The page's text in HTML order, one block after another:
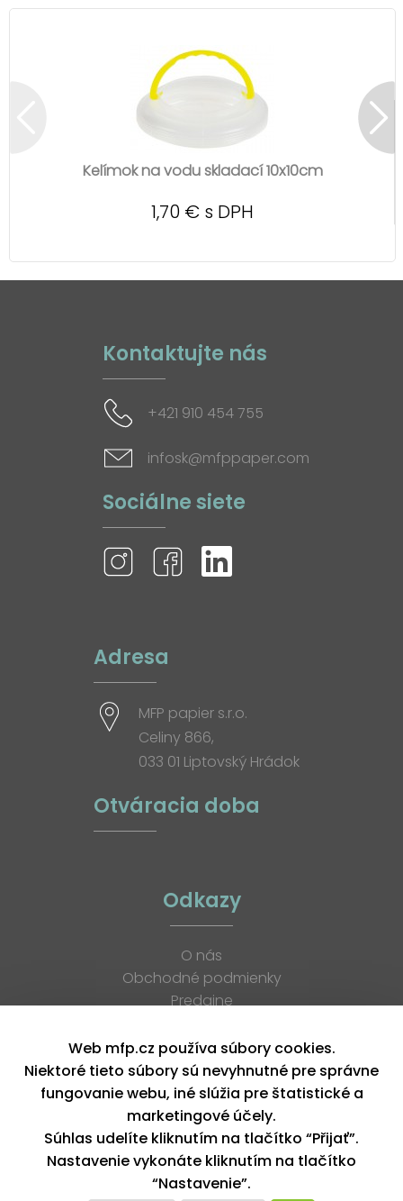
Kelímok na vodu skladací 10x10cm
1,70 € s DPH
Kontaktujte nás
+421 910 454 755
infosk@mfppaper.com
Sociálne siete
Adresa
MFP papier s.r.o.
Celiny 866,
033 01 Liptovský Hrádok
Otváracia doba
Odkazy
O nás
Obchodné podmienky
Predajne
K stiahnutiu
Blog
Kontakt
Kariéra
XML feed
Copyright © 2026, MFP paper s. r. o. | Všetky práva vyhradené
Web mfp.cz používa súbory cookies.
Niektoré tieto súbory sú nevyhnutné pre správne
fungovanie webu, iné slúžia pre štatistické a
marketingové účely.
Súhlas udelíte kliknutím na tlačítko “Přijať”.
Nastavenie vykonáte kliknutím na tlačítko
“Nastavenie”.